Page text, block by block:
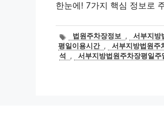
한눈에! 7가지 핵심 정보로
태
그
법원주차장정보 , 서부지방
평일이용시간 , 서부지방법원주
석
, 서부지방법원주차장평일주